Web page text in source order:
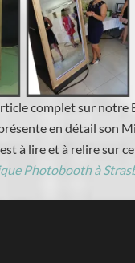
complet sur notre
en détail son
à lire et à relire sur
Photobooth à